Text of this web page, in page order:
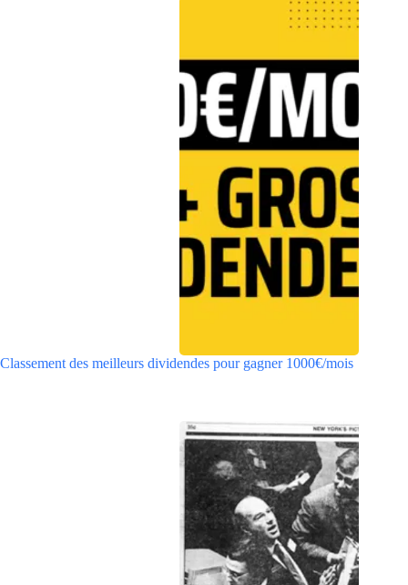
Classement des meilleurs dividendes pour gagner 1000€/mois